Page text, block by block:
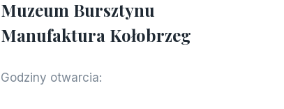
Muzeum Bursztynu
Manufaktura Kołobrzeg
Godziny otwarcia: